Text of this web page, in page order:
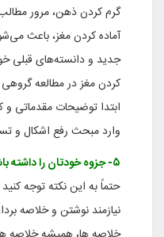
گرم کردن ذهن، مرور
آماده کردن مغز، باعث
جدید و دانسته‌های قبلی
کردن مغز در مطالعه
ابتدا توضیحات مقدماتی
وارد مبحث رفع اشکال و
۵- جزوه خودتان را داشته باشید
حتماً به این نکته توجه
نیازمند نوشتن و خلاصه